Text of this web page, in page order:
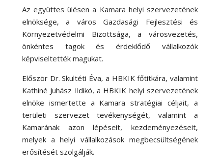
Az együttes ülésen a Kamara helyi szervezetének
elnöksége, a város Gazdasági Fejlesztési és
Környezetvédelmi Bizottsága, a városvezetés,
önkéntes tagok és érdeklődő vállalkozók
képviseltették magukat.
Először Dr. Skultéti Éva, a HBKIK főtitkára, valamint
Kathiné Juhász Ildikó, a HBKIK helyi szervezetének
elnöke ismertette a Kamara stratégiai céljait, a
területi szervezet tevékenységét, valamint a
Kamarának azon lépéseit, kezdeményezéseit,
melyek a helyi vállalkozások megbecsültségének
erősítését szolgálják.